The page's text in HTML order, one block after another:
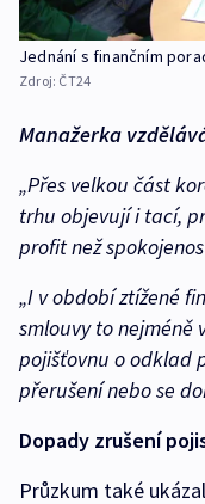
Jednání s finančním
Zdroj: ČT24
Manažerka
„Přes velkou část
trhu objevují i tací,
profit než
„I v období ztížené
smlouvy to nejméně
pojišťovnu o odklad
přerušení nebo se
Dopady zrušení
Průzkum také